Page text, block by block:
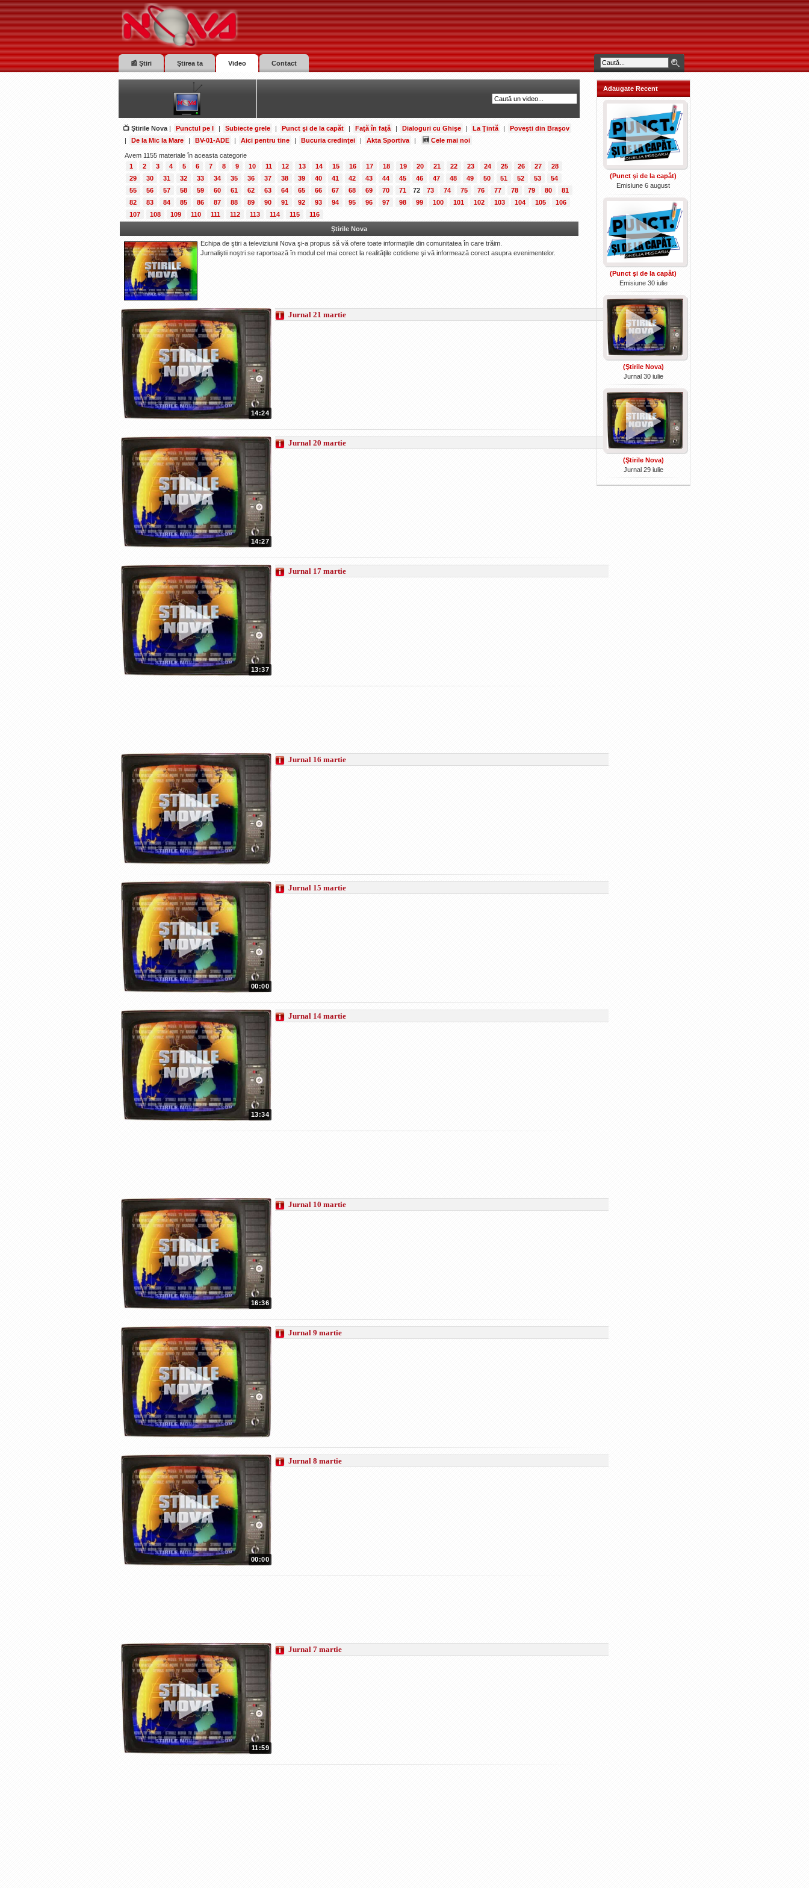
📰 Ştiri Ştirea ta Video Contact
📺 Ştirile Nova | Punctul pe I | Subiecte grele | Punct şi de la capăt | Faţă în faţă | Dialoguri cu Ghişe | La Ţintă |
Poveşti din Braşov
|
De la Mic la Mare | BV-01-ADE | Aici pentru tine | Bucuria credinţei | Akta Sportiva | 🆕Cele mai noi
Avem 1155 materiale în aceasta categorie
1
2 3 4 5 6 7 8 9 10 11 12 13 14 15 16 17 18 19 20 21 22 23 24 25 26 27
28
29
30 31 32 33 34 35 36 37 38 39 40 41 42 43 44 45 46 47 48 49 50 51 52 53
54
55
56 57 58 59 60 61 62 63 64 65 66 67 68 69 70 71 72 73 74 75 76 77 78 79 80
81
82
83 84 85 86 87 88 89 90 91 92 93 94 95 96 97 98 99 100 101 102 103 104 105
106
107
108 109 110 111 112 113 114 115
116
Ştirile Nova
Echipa de ştiri a televiziunii Nova şi-a propus să vă ofere toate informaţiile din comunitatea în care trăim.
Jurnaliştii noştri se raportează în modul cel mai corect la realităţile cotidiene şi vă informează corect asupra evenimentelor.
14:24
Jurnal 21 martie
14:27
Jurnal 20 martie
13:37
Jurnal 17 martie
Jurnal 16 martie
00:00
Jurnal 15 martie
13:34
Jurnal 14 martie
16:36
Jurnal 10 martie
Jurnal 9 martie
00:00
Jurnal 8 martie
11:59
Jurnal 7 martie
Adaugate Recent
(Punct şi de la capăt)
Emisiune 6 august
(Punct şi de la capăt)
Emisiune 30 iulie
(Ştirile Nova)
Jurnal 30 iulie
(Ştirile Nova)
Jurnal 29 iulie